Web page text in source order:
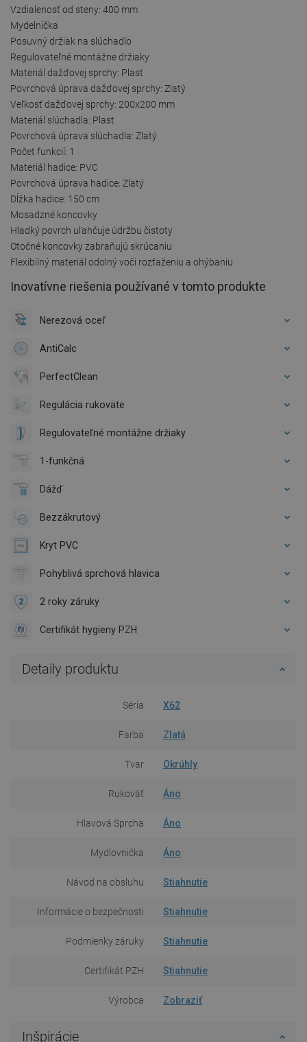
Vzdialenosť od steny: 400 mm
Mydelnička
Posuvný držiak na slúchadlo
Regulovateľné montážne držiaky
Materiál dažďovej sprchy: Plast
Povrchová úprava dažďovej sprchy: Zlatý
Veľkosť dažďovej sprchy: 200x200 mm
Materiál slúchadla: Plast
Povrchová úprava slúchadla: Zlatý
Počet funkcií: 1
Materiál hadice: PVC
Povrchová úprava hadice: Zlatý
Dĺžka hadice: 150 cm
Mosadzné koncovky
Hladký povrch uľahčuje údržbu čistoty
Otočné koncovky zabraňujú skrúcaniu
Flexibilný materiál odolný voči rozťaženiu a ohýbaniu
Inovatívne riešenia používané v tomto produkte
Nerezová oceľ
AntiCalc
PerfectClean
Regulácia rukoväte
Regulovateľné montážne držiaky
1-funkčná
Dážď
Bezzákrutový
Kryt PVC
Pohyblivá sprchová hlavica
2 roky záruky
Certifikát hygieny PZH
Detaily produktu
Séria X62
Farba Zlatá
Tvar Okrúhly
Rukoväť Áno
Hlavová Sprcha Áno
Mydlovnička Áno
Návod na obsluhu Stiahnutie
Informácie o bezpečnosti Stiahnutie
Podmienky záruky Stiahnutie
Certifikát PZH Stiahnutie
Výrobca Zobraziť
Inšpirácie